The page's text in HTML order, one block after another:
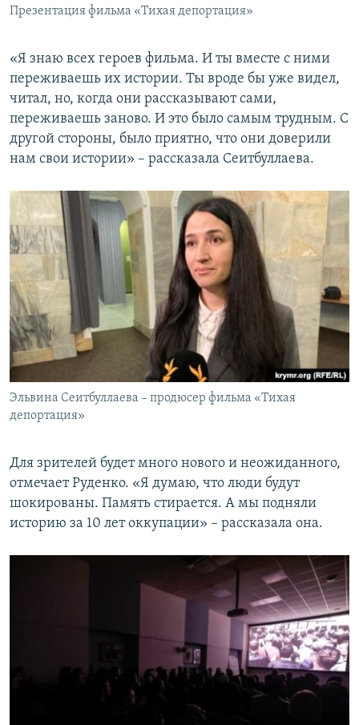
Презентация фильма «Тихая депортация»
«Я знаю всех героев фильма. И ты вместе с ними
переживаешь их истории. Ты вроде бы уже видел,
читал, но, когда они рассказывают сами,
переживаешь заново. И это было самым трудным. С
другой стороны, было приятно, что они доверили
нам свои истории» – рассказала Сеитбуллаева.
Эльвина Сеитбуллаева – продюсер фильма «Тихая
депортация»
Для зрителей будет много нового и неожиданного,
отмечает Руденко. «Я думаю, что люди будут
шокированы. Память стирается. А мы подняли
историю за 10 лет оккупации» – рассказала она.